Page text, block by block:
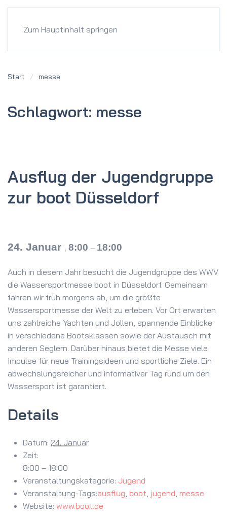
Zum Hauptinhalt springen
Start messe
Schlagwort: messe
Ausflug der Jugendgruppe
zur boot Düsseldorf
24. Januar , 8:00 – 18:00
Auch in diesem Jahr besucht die Jugendgruppe des WWV
die Wassersportmesse boot in Düsseldorf. Gemeinsam
fahren wir früh morgens ab, um die größte
Wassersportmesse der Welt zu erleben. Vor Ort erwarten
uns zahlreiche Yachten und Jollen, spannende Einblicke
in verschiedene Bootsklassen sowie der Austausch mit
anderen Seglern. Darüber hinaus bietet die Messe viele
Impulse für neue Trainingsideen und sportliche Ziele. Ein
abwechslungsreicher und informativer Tag rund um den
Wassersport ist garantiert.
Details
Datum: 24. Januar
Zeit:
8:00 – 18:00
Veranstaltungskategorie: Jugend
Veranstaltung-Tags:ausflug, boot, jugend, messe
Website: www.boot.de